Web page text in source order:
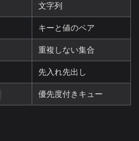
文字列
キーと値のペア
重複しない集合
先入れ先出し
優先度付きキュー